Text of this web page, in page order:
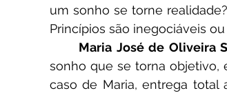
um sonho se torne
Princípios são inegociáveis
Maria José de Oliveira
sonho que se torna objetivo,
caso de Maria, entrega total